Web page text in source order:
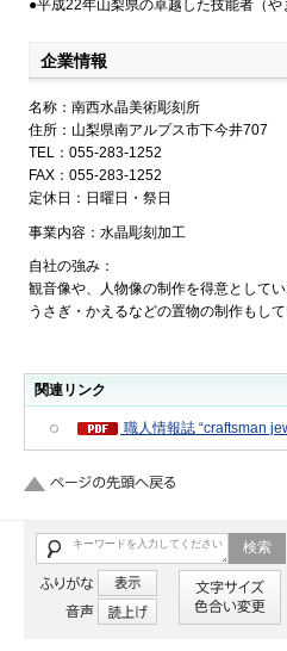
●平成22年山梨県の卓越した技能者（
企業情報
名称：南西水晶美術彫刻所
住所：山梨県南アルプス市下今井707
TEL：055-283-1252
FAX：055-283-1252
定休日：日曜日・祭日
事業内容：水晶彫刻加工
自社の強み：
観音像や、人物像の制作を得意としてい
うさぎ・かえるなどの置物の制作もして
関連リンク
職人情報誌 “craftsman
検索